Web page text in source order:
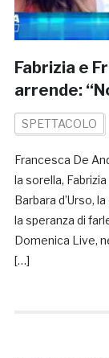
Fabrizia e
arrende:
SPETTACOLO
Francesca De
la sorella,
Barbara d’Urso,
la speranza di
Domenica Live,
[…]